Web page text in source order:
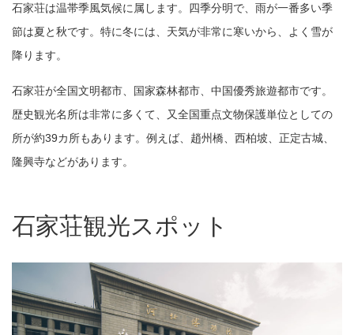
石家荘は温帯季風気候に属します。四季分明で、雨が一番多い季
節は夏と秋です。特に冬には、天気が非常に寒いから、よく雪が
降ります。
石家荘が全国文明都市、国家森林都市、中国優秀旅遊都市です。
歴史観光名所は非常に多くて、又全国重点文物保護単位としての
所が約39カ所もあります。例えば、趙州橋、西柏坡、正定古城、
隆興寺などがあります。
石家荘観光スポット